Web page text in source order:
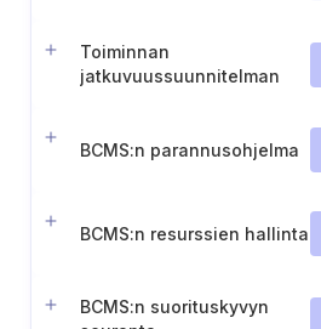
Toiminnan
jatkuvuussuunnitelman
BCMS:n parannusohjelma
BCMS:n resurssien hallinta
BCMS:n suorituskyvyn